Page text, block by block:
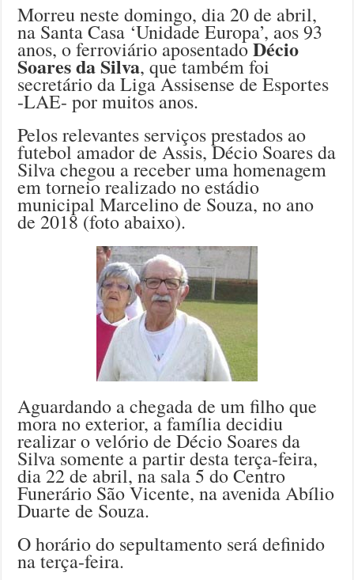
Morreu neste domingo, dia 20 de abril,
na Santa Casa ‘Unidade Europa’, aos 93
anos, o ferroviário aposentadoDécio
Soares da Silva, que também foi
secretário da Liga Assisense de Esportes
-LAE- por muitos anos.
Pelos relevantes serviços prestados ao
futebol amador de Assis, Décio Soares da
Silva chegou a receber uma homenagem
em torneio realizado no estádio
municipal Marcelino de Souza, no ano
de 2018 (foto abaixo).
Aguardando a chegada de um filho que
mora no exterior, a família decidiu
realizar o velório de Décio Soares da
Silva somente a partir desta terça-feira,
dia 22 de abril, na sala 5 do Centro
Funerário São Vicente, na avenida Abílio
Duarte de Souza.
O horário do sepultamento será definido
na terça-feira.